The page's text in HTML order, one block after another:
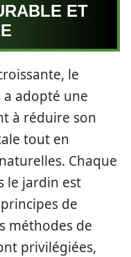
ET
le
adopté une
à réduire son
tout en
Chaque
le jardin est
de
méthodes de
privilégiées,